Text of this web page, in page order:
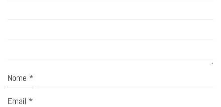
Nome *
Email *